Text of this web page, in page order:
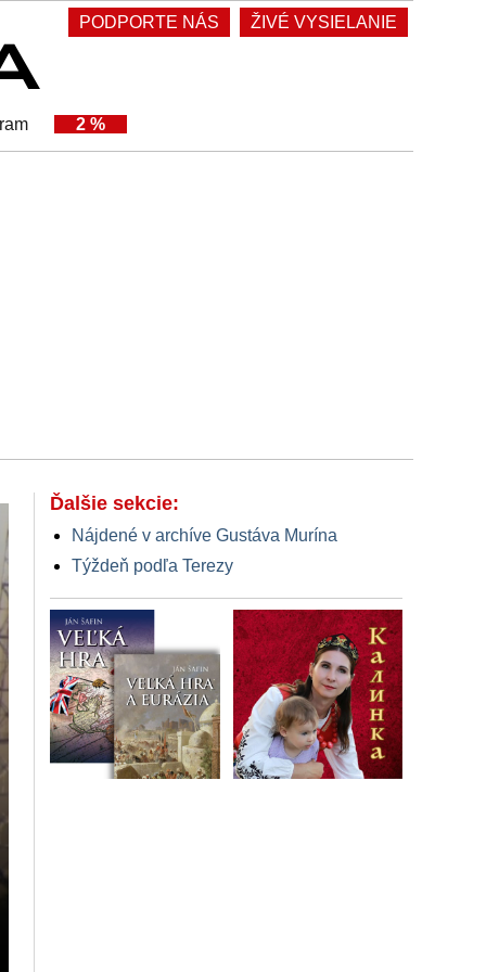
PODPORTE NÁS ŽIVÉ VYSIELANIE
2 %
Ďalšie sekcie:
Nájdené v archíve Gustáva Murína
Týždeň podľa Terezy